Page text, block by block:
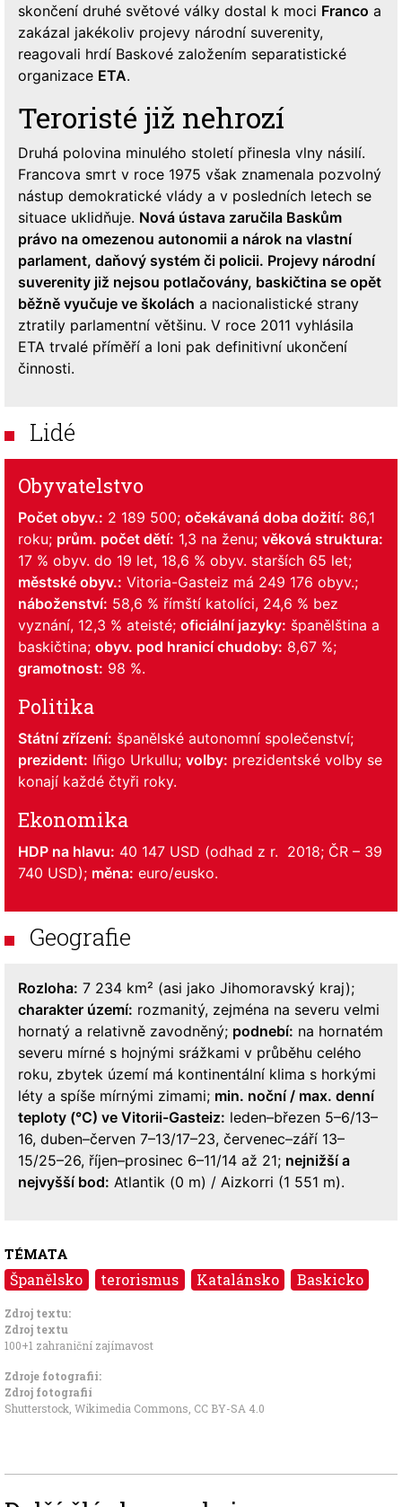
skončení druhé světové války dostal k moci Franco a
zakázal jakékoliv projevy národní suverenity,
reagovali hrdí Baskové založením separatistické
organizace ETA.
Teroristé již nehrozí
Druhá polovina minulého století přinesla vlny násilí.
Francova smrt v roce 1975 však znamenala pozvolný
nástup demokratické vlády a v posledních letech se
situace uklidňuje. Nová ústava zaručila Baskům
právo na omezenou autonomii a nárok na vlastní
parlament, daňový systém či policii. Projevy národní
suverenity již nejsou potlačovány, baskičtina se opět
běžně vyučuje ve školách a nacionalistické strany
ztratily parlamentní většinu. V roce 2011 vyhlásila
ETA trvalé příměří a loni pak definitivní ukončení
činnosti.
Lidé
Obyvatelstvo
Počet obyv.: 2 189 500; očekávaná doba dožití: 86,1
roku; prům. počet dětí: 1,3 na ženu; věková struktura:
17 % obyv. do 19 let, 18,6 % obyv. starších 65 let;
městské obyv.: Vitoria-Gasteiz má 249 176 obyv.;
náboženství: 58,6 % římští katolíci, 24,6 % bez
vyznání, 12,3 % ateisté; oficiální jazyky: španělština a
baskičtina; obyv. pod hranicí chudoby: 8,67 %;
gramotnost: 98 %.
Politika
Státní zřízení: španělské autonomní společenství;
prezident: Iñigo Urkullu; volby: prezidentské volby se
konají každé čtyři roky.
Ekonomika
HDP na hlavu: 40 147 USD (odhad z r. 2018; ČR – 39
740 USD); měna: euro/eusko.
Geografie
Rozloha: 7 234 km² (asi jako Jihomoravský kraj);
charakter území: rozmanitý, zejména na severu velmi
hornatý a relativně zavodněný; podnebí: na hornatém
severu mírné s hojnými srážkami v průběhu celého
roku, zbytek území má kontinentální klima s horkými
léty a spíše mírnými zimami; min. noční / max. denní
teploty (°C) ve Vitorii-Gasteiz: leden–březen 5–6/13–
16, duben–červen 7–13/17–23, červenec–září 13–
15/25–26, říjen–prosinec 6–11/14 až 21; nejnižší a
nejvyšší bod: Atlantik (0 m) / Aizkorri (1 551 m).
TÉMATA
Španělsko terorismus Katalánsko Baskicko
Zdroj textu:
Zdroj textu
100+1 zahraniční zajímavost
Zdroje fotografii:
Zdroj fotografií
Shutterstock, Wikimedia Commons, CC BY-SA 4.0